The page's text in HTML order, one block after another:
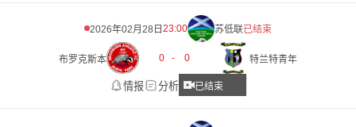
2026年02月28日 23:00 苏低联已结束
布罗克斯本 0 - 0 特兰特青年
情报 分析 已结束